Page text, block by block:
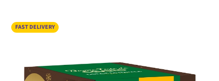
FAST DELIVERY
Main image
Click to view image in fullscreen